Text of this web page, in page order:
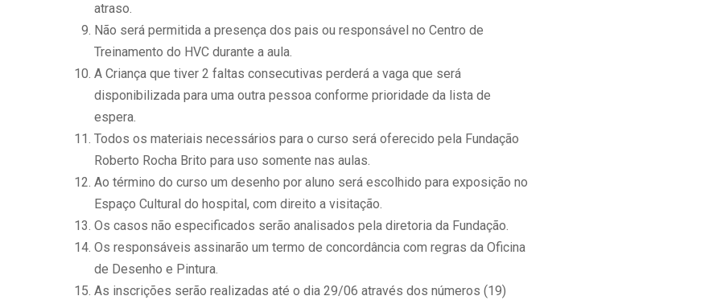
atraso.
Não será permitida a presença dos pais ou responsável no Centro de
Treinamento do HVC durante a aula.
A Criança que tiver 2 faltas consecutivas perderá a vaga que será
disponibilizada para uma outra pessoa conforme prioridade da lista de
espera.
Todos os materiais necessários para o curso será oferecido pela Fundação
Roberto Rocha Brito para uso somente nas aulas.
Ao término do curso um desenho por aluno será escolhido para exposição no
Espaço Cultural do hospital, com direito a visitação.
Os casos não especificados serão analisados pela diretoria da Fundação.
Os responsáveis assinarão um termo de concordância com regras da Oficina
de Desenho e Pintura.
As inscrições serão realizadas até o dia 29/06 através dos números (19)